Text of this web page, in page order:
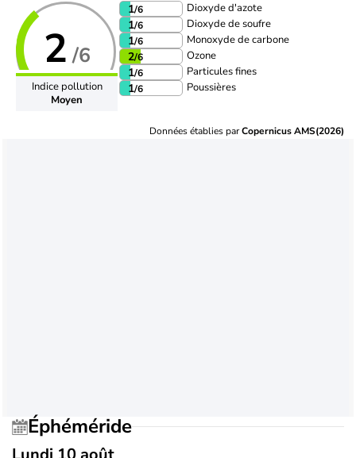
2 /6
Indice pollution
Moyen
1/6 Dioxyde d'azote
1/6 Dioxyde de soufre
1/6 Monoxyde de carbone
2/6 Ozone
1/6 Particules fines
1/6 Poussières
Données établies parCopernicus AMS(2026)
Éphéméride